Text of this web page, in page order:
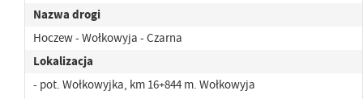
Nazwa drogi
Hoczew - Wołkowyja - Czarna
Lokalizacja
- pot. Wołkowyjka, km 16+844 m. Wołkowyja